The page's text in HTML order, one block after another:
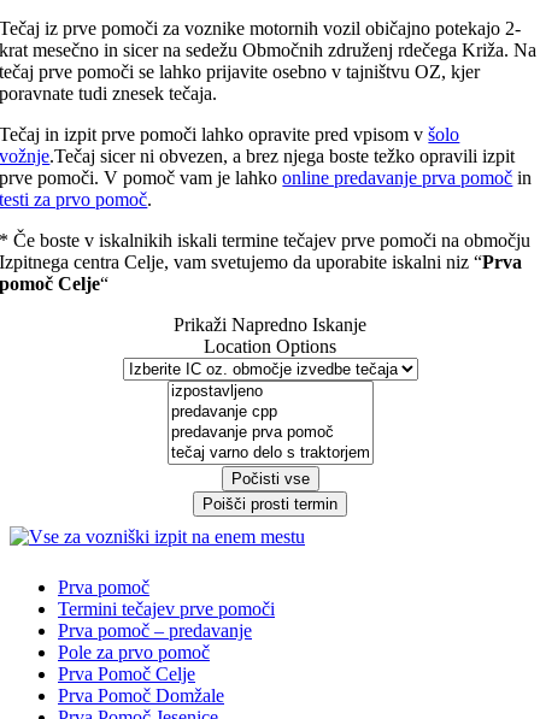
Tečaj iz prve pomoči za voznike motornih vozil običajno potekajo 2-
krat mesečno in sicer na sedežu Območnih združenj rdečega Križa. Na
tečaj prve pomoči se lahko prijavite osebno v tajništvu OZ, kjer
poravnate tudi znesek tečaja.
Tečaj in izpit prve pomoči lahko opravite pred vpisom všolo
vožnje.Tečaj sicer ni obvezen, a brez njega boste težko opravili izpit
prve pomoči. V pomoč vam je lahkoonline predavanje prva pomoč in
testi za prvo pomoč.
* Če boste v iskalnikih iskali termine tečajev prve pomoči na območju
Izpitnega centra Celje, vam svetujemo da uporabite iskalni niz “Prva
pomoč Celje“
Prikaži Napredno Iskanje
Location Options
Počisti vse
Poišči prosti termin
Prva pomoč
Termini tečajev prve pomoči
Prva pomoč – predavanje
Pole za prvo pomoč
Prva Pomoč Celje
Prva Pomoč Domžale